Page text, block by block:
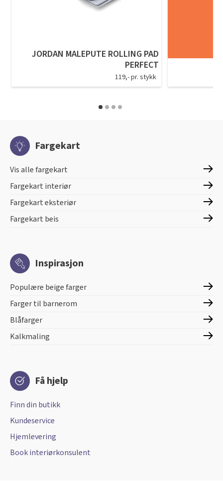
JORDAN MALEPUTE ROLLING PAD
PERFECT
119,- pr. stykk
Fargekart
Vis alle fargekart
Fargekart interiør
Fargekart eksteriør
Fargekart beis
Inspirasjon
Populære beige farger
Farger til barnerom
Blåfarger
Kalkmaling
Få hjelp
Finn din butikk
Kundeservice
Hjemlevering
Book interiørkonsulent